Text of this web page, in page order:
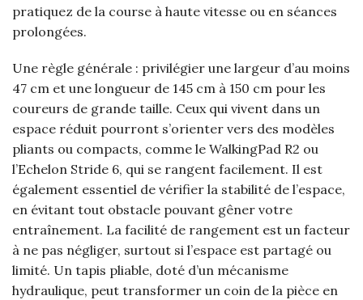
pratiquez de la course à haute vitesse ou en séances
prolongées.
Une règle générale : privilégier une largeur d’au moins
47 cm et une longueur de 145 cm à 150 cm pour les
coureurs de grande taille. Ceux qui vivent dans un
espace réduit pourront s’orienter vers des modèles
pliants ou compacts, comme le WalkingPad R2 ou
l’Echelon Stride 6, qui se rangent facilement. Il est
également essentiel de vérifier la stabilité de l’espace,
en évitant tout obstacle pouvant gêner votre
entraînement. La facilité de rangement est un facteur
à ne pas négliger, surtout si l’espace est partagé ou
limité. Un tapis pliable, doté d’un mécanisme
hydraulique, peut transformer un coin de la pièce en